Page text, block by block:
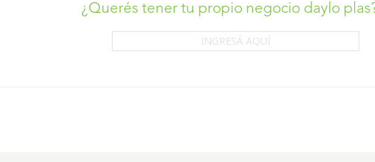
¿Querés tener tu propio negocio daylo
INGRESÁ AQUÍ